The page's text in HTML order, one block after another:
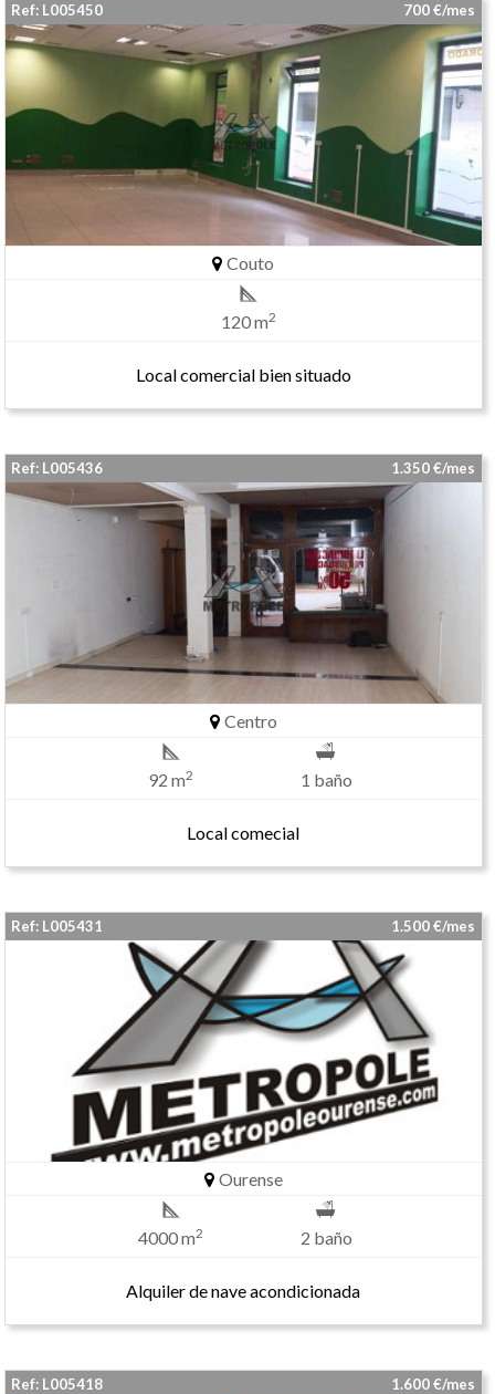
Ref: L005450 700 €/mes
Couto
120 m2
Local comercial bien situado
Ref: L005436 1.350 €/mes
Centro
92 m2 1 baño
Local comecial
Ref: L005431 1.500 €/mes
Ourense
4000 m2 2 baño
Alquiler de nave acondicionada
Ref: L005418 1.600 €/mes